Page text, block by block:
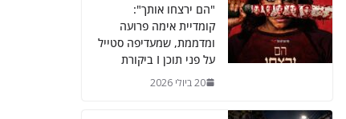
"הם ירצחו אותך":
קומדיית אימה פרועה
ומדממת, שמעדיפה סטייל
על פני תוכן I ביקורת
20 ביולי 2026